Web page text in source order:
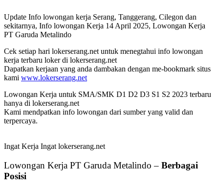
Update Info lowongan kerja Serang, Tanggerang, Cilegon dan
sekitarnya, Info lowongan Kerja 14 April 2025, Lowongan Kerja
PT Garuda Metalindo
Cek setiap hari lokerserang.net untuk menegtahui info lowongan
kerja terbaru loker di lokerserang.net
Dapatkan kerjaan yang anda dambakan dengan me-bookmark situs
kami www.lokerserang.net
Lowongan Kerja untuk SMA/SMK D1 D2 D3 S1 S2 2023 terbaru
hanya di lokerserang.net
Kami mendpatkan info lowongan dari sumber yang valid dan
terpercaya.
Ingat Kerja Ingat lokerserang.net
Lowongan Kerja PT Garuda Metalindo – Berbagai
Posisi